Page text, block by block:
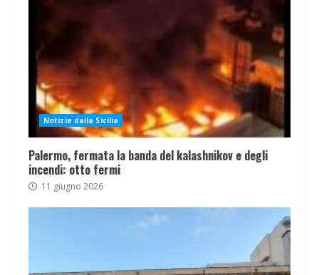
Notizie dalla Sicilia
Palermo, fermata la banda del kalashnikov e degli
incendi: otto fermi
11 giugno 2026